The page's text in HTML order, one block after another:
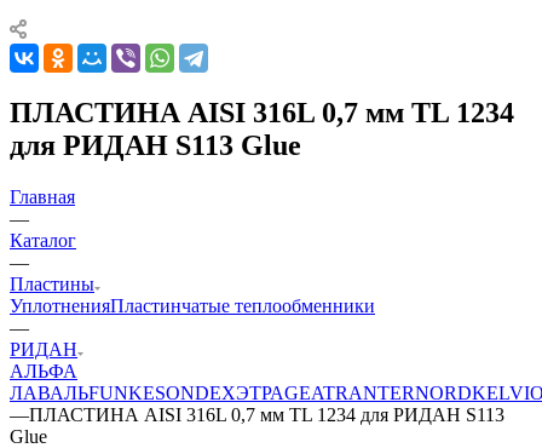
ПЛАСТИНА AISI 316L 0,7 мм TL 1234
для РИДАН S113 Glue
Главная
—
Каталог
—
Пластины
УплотненияПластинчатые теплообменники
—
РИДАН
АЛЬФА
ЛАВАЛЬFUNKESONDEXЭТРАGEATRANTERNORD
—ПЛАСТИНА AISI 316L 0,7 мм TL 1234 для РИДАН S113
Glue